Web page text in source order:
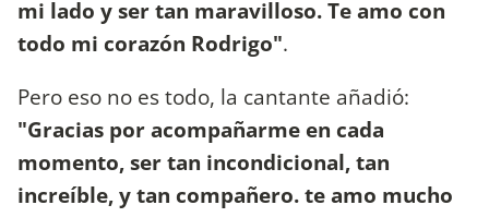
mi lado y ser tan maravilloso. Te amo con
todo mi corazón Rodrigo".
Pero eso no es todo, la cantante añadió:
"Gracias por acompañarme en cada
momento, ser tan incondicional, tan
increíble, y tan compañero. te amo mucho